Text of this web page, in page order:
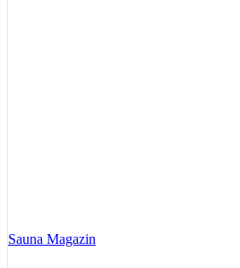
Sauna Magazin